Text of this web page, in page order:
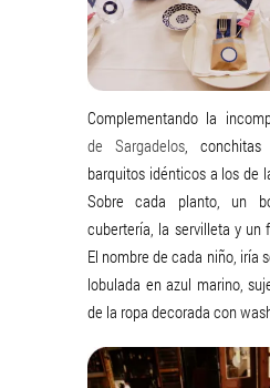
Complementando la
de Sargadelos,
barquitos idénticos a los de
Sobre cada planto, un
cubertería, la servilleta y un
El nombre de cada niño, iría
lobulada en azul marino,
de la ropa decorada con